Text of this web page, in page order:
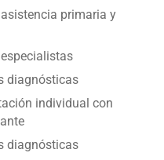
primaria y
diagnósticas
individual con
diagnósticas